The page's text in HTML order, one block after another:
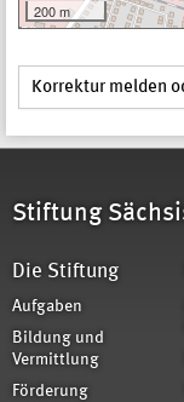
200 m
Korrektur melden
Stiftung
Die Stiftung
Aufgaben
Bildung und
Vermittlung
Förderung